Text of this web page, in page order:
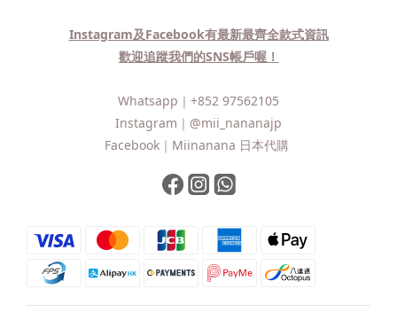
Instagram及Facebook有最新最齊全款式資訊
歡迎追蹤我們的SNS帳戶喔！
Whatsapp｜ +852 97562105
Instagram｜ @mii_nananajp
Facebook｜ Miinanana 日本代購